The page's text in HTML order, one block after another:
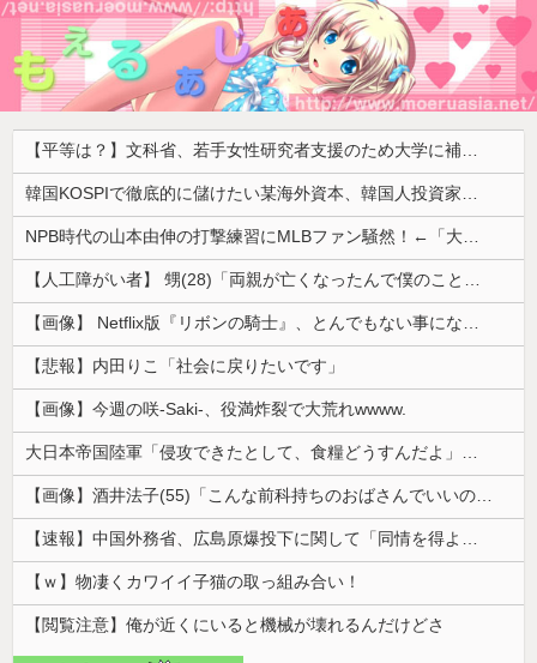
【平等は？】文科省、若手女性研究者支援のため大学に補助金交付（年間最大5000万円）「将来のリーダーとして活躍する（女性の）人材を輩出したい」
韓国KOSPIで徹底的に儲けたい某海外資本、韓国人投資家に楽観的すぎる未来予測を提示して……
NPB時代の山本由伸の打撃練習にMLBファン騒然！←「大谷の後に打たそう！」（海外の反応）
【人工障がい者】 甥(28)「両親が亡くなったんで僕のこと引き取ってほしいんですけど！」なんでいい年したヒキニートを引き取らなきゃいけないんだ...
【画像】 Netflix版『リボンの騎士』、とんでもない事になるｗｗｗｗｗ
【悲報】内田りこ「社会に戻りたいです」
【画像】今週の咲-Saki-、役満炸裂で大荒れwwww.
大日本帝国陸軍「侵攻できたとして、食糧どうすんだよ」大本営「現地調達」陸軍「え？」
【画像】酒井法子(55)「こんな前科持ちのおばさんでいいの…？」 【Pickup05164703】
【速報】中国外務省、広島原爆投下に関して「同情を得ようと核被害者の立場を政治利用」
【ｗ】物凄くカワイイ子猫の取っ組み合い！
【閲覧注意】俺が近くにいると機械が壊れるんだけどさ